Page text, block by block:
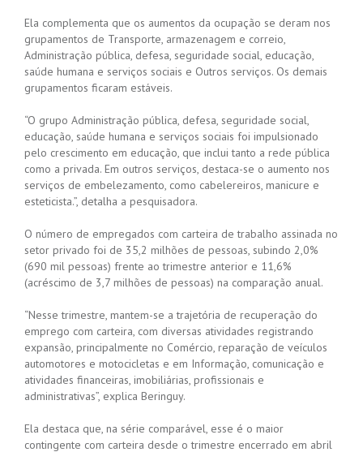
Ela complementa que os aumentos da ocupação se deram nos
grupamentos de Transporte, armazenagem e correio,
Administração pública, defesa, seguridade social, educação,
saúde humana e serviços sociais e Outros serviços. Os demais
grupamentos ficaram estáveis.
“O grupo Administração pública, defesa, seguridade social,
educação, saúde humana e serviços sociais foi impulsionado
pelo crescimento em educação, que inclui tanto a rede pública
como a privada. Em outros serviços, destaca-se o aumento nos
serviços de embelezamento, como cabelereiros, manicure e
esteticista.”, detalha a pesquisadora.
O número de empregados com carteira de trabalho assinada no
setor privado foi de 35,2 milhões de pessoas, subindo 2,0%
(690 mil pessoas) frente ao trimestre anterior e 11,6%
(acréscimo de 3,7 milhões de pessoas) na comparação anual.
“Nesse trimestre, mantem-se a trajetória de recuperação do
emprego com carteira, com diversas atividades registrando
expansão, principalmente no Comércio, reparação de veículos
automotores e motocicletas e em Informação, comunicação e
atividades financeiras, imobiliárias, profissionais e
administrativas”, explica Beringuy.
Ela destaca que, na série comparável, esse é o maior
contingente com carteira desde o trimestre encerrado em abril